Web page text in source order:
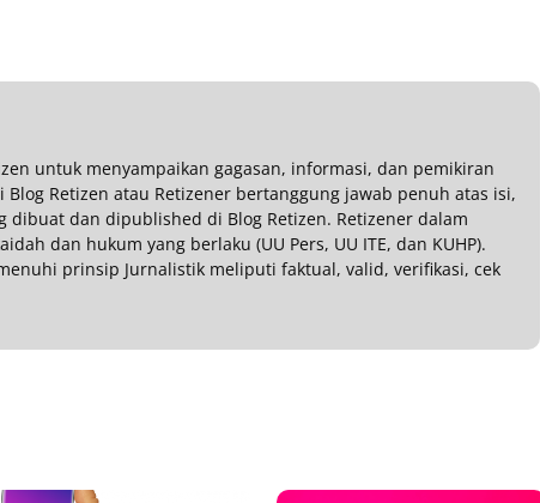
untuk menyampaikan gagasan, informasi, dan pemikiran
Retizen atau Retizener bertanggung jawab penuh atas isi,
dibuat dan dipublished di Blog Retizen. Retizener dalam
dan hukum yang berlaku (UU Pers, UU ITE, dan KUHP).
prinsip Jurnalistik meliputi faktual, valid, verifikasi, cek